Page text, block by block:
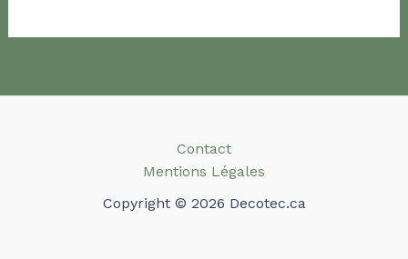
Contact
Mentions Légales
Copyright © 2026 Decotec.ca